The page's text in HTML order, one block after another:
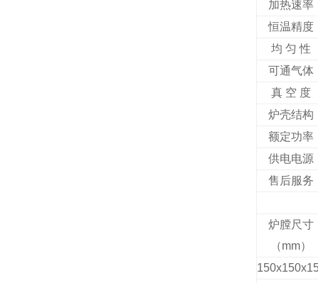
加热速率
恒温精度
均 匀 性
可通气体
真 空 度
炉壳结构
额定功率
供电电源
售后服务
炉膛尺寸
（mm）